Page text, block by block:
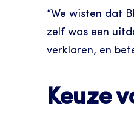
“We wisten dat
zelf was een
verklaren, en
Keuze